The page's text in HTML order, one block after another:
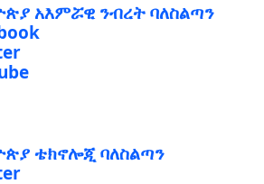
አእምሯዊ ንብረት ባለስልጣን
ቴክኖሎጂ ባለስልጣን